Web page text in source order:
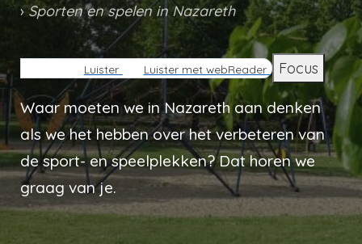
Kruimelpad
Sporten en spelen in Nazareth
Luister Luister met webReader Focus
Waar moeten we in Nazareth aan denken
als we het hebben over het verbeteren van
de sport- en speelplekken? Dat horen we
graag van je.